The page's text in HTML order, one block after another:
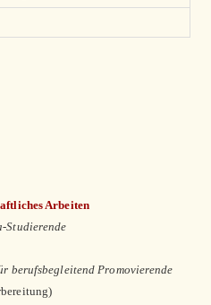
Arbeiten
Studierende
berufsbegleitend Promovierende